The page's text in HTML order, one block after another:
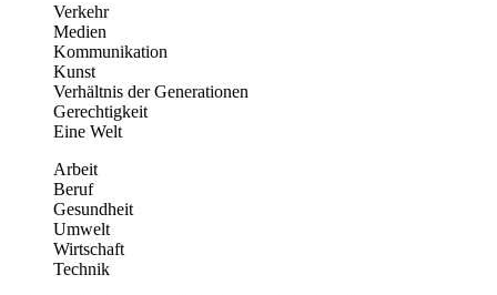
Verkehr
Medien
Kommunikation
Kunst
Verhältnis der Generationen
Gerechtigkeit
Eine Welt
Arbeit
Beruf
Gesundheit
Umwelt
Wirtschaft
Technik